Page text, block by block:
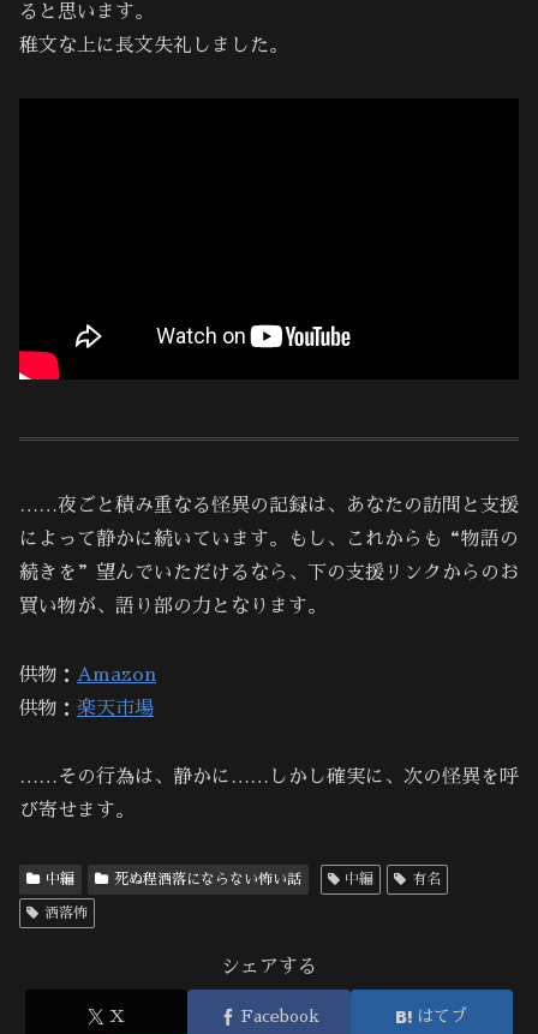
ると思います。
稚文な上に長文失礼しました。
……夜ごと積み重なる怪異の記録は、あなたの訪問と支援
によって静かに続いています。もし、これからも“物語の
続きを”望んでいただけるなら、下の支援リンクからのお
買い物が、語り部の力となります。
供物： Amazon
供物： 楽天市場
……その行為は、静かに……しかし確実に、次の怪異を呼
び寄せます。
中編 死ぬ程洒落にならない怖い話 中編 有名
洒落怖
シェアする
X Facebook はてブ